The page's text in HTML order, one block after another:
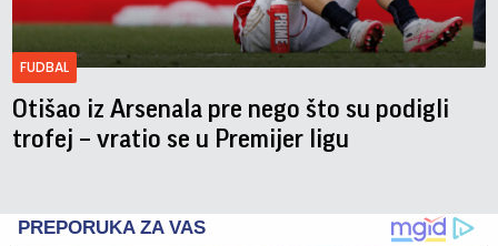
FUDBAL
Otišao iz Arsenala pre nego što su podigli
trofej – vratio se u Premijer ligu